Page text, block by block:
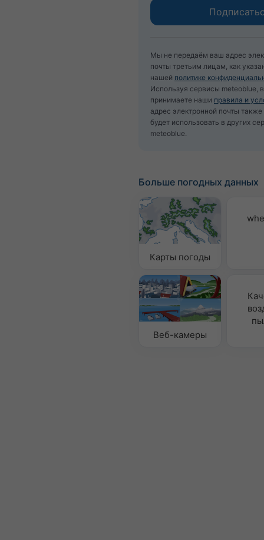
Мы не передаём ваш адрес
почты третьим лицам, как
нашей политике
Используя сервисы meteoblue,
принимаете наши правила и
адрес электронной почты
будет использовать в других
meteoblue.
Больше погодных данных
Карты погоды
Веб-камеры